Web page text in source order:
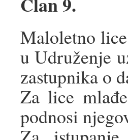
Maloletno
u Udruženje
zastupnika o
Za lice
podnosi